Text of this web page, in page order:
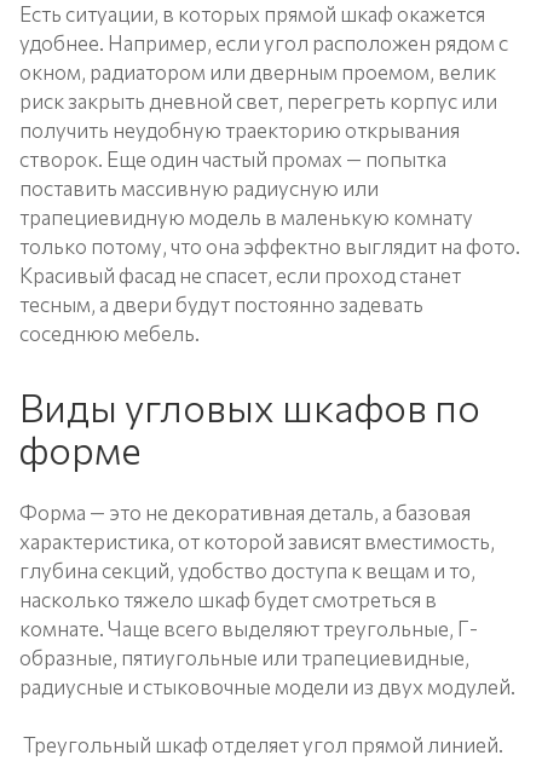
Есть ситуации, в которых прямой шкаф окажется
удобнее. Например, если угол расположен рядом с
окном, радиатором или дверным проемом, велик
риск закрыть дневной свет, перегреть корпус или
получить неудобную траекторию открывания
створок. Еще один частый промах — попытка
поставить массивную радиусную или
трапециевидную модель в маленькую комнату
только потому, что она эффектно выглядит на фото.
Красивый фасад не спасет, если проход станет
тесным, а двери будут постоянно задевать
соседнюю мебель.
Виды угловых шкафов по
форме
Форма — это не декоративная деталь, а базовая
характеристика, от которой зависят вместимость,
глубина секций, удобство доступа к вещам и то,
насколько тяжело шкаф будет смотреться в
комнате. Чаще всего выделяют треугольные, Г-
образные, пятиугольные или трапециевидные,
радиусные и стыковочные модели из двух модулей.
Треугольный шкаф отделяет угол прямой линией.